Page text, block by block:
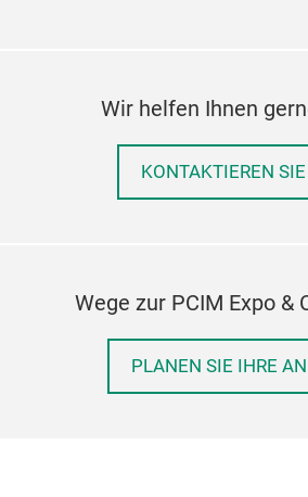
Wir helfen Ihnen
KONTAKTIEREN
Wege zur PCIM Expo &
PLANEN SIE IHRE